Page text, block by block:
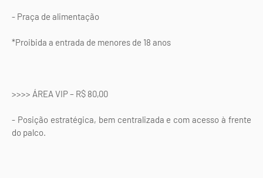
- Praça de alimentação
*Proibida a entrada de menores de 18 anos
>>>> ÁREA VIP – R$ 80,00
- Posição estratégica, bem centralizada e com acesso à frente
do palco.